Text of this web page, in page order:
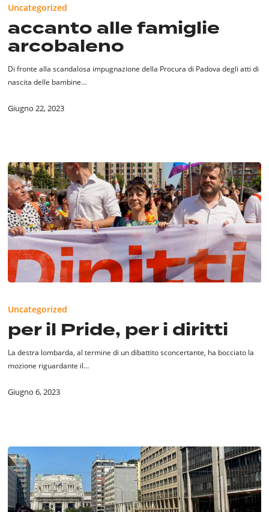
famiglie
arcobaleno
Uncategorized
accanto alle famiglie
arcobaleno
Di fronte alla scandalosa impugnazione della Procura di Padova degli atti di
nascita delle bambine…
Giugno 22, 2023
Pride,
per
i
diritti
Uncategorized
per il Pride, per i diritti
La destra lombarda, al termine di un dibattito sconcertante, ha bocciato la
mozione riguardante il…
Giugno 6, 2023